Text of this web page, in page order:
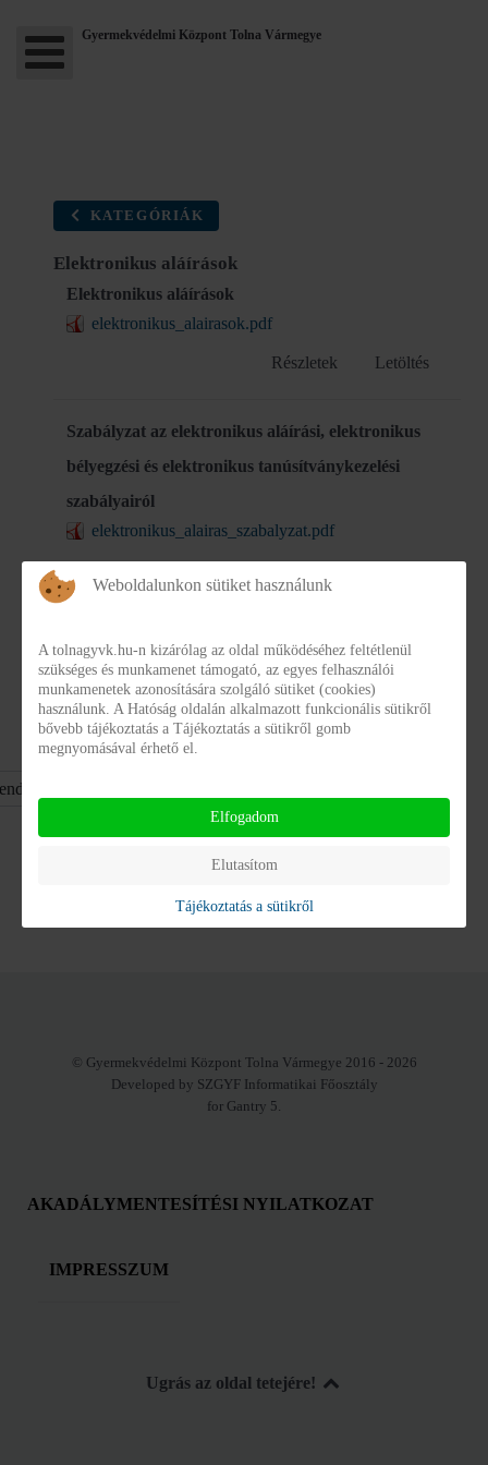
Gyermekvédelmi Központ Tolna Vármegye
KATEGÓRIÁK
Elektronikus aláírások
Elektronikus aláírások
elektronikus_alairasok.pdf
Letöltés
Részletek
Szabályzat az elektronikus aláírási, elektronikus
bélyegzési és elektronikus tanúsítványkezelési
szabályairól
elektronikus_alairas_szabalyzat.pdf
elektronikus_alairasok_2025.pdf
Letöltés
Részletek
© Gyermekvédelmi Központ Tolna Vármegye 2016 - 2026
Developed by SZGYF Informatikai Főosztály
for Gantry 5.
AKADÁLYMENTESÍTÉSI NYILATKOZAT
IMPRESSZUM
Ugrás az oldal tetejére!
Weboldalunkon sütiket használunk
A tolnagyvk.hu-n kizárólag az oldal működéséhez feltétlenül
szükséges és munkamenet támogató, az egyes felhasználói
munkamenetek azonosítására szolgáló sütiket (cookies)
használunk. A Hatóság oldalán alkalmazott funkcionális sütikről
bővebb tájékoztatás a Tájékoztatás a sütikről gomb
megnyomásával érhető el.
Elfogadom
Elutasítom
Tájékoztatás a sütikről